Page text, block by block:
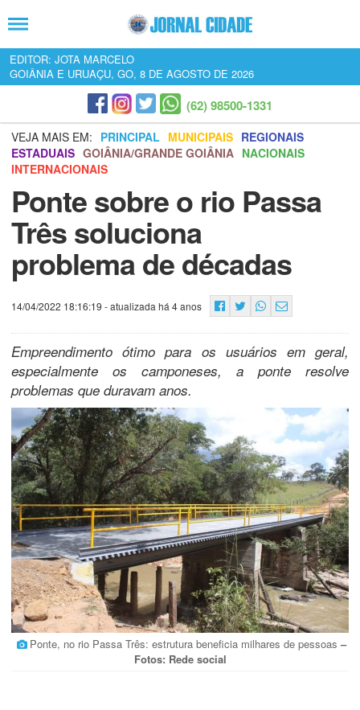
EDITOR: JOTA MARCELO
GOIÂNIA E URUAÇU, GO, 8 DE AGOSTO DE 2026
(62) 98500-1331
VEJA MAIS EM: PRINCIPAL MUNICIPAIS REGIONAIS
ESTADUAIS GOIÂNIA/GRANDE GOIÂNIA NACIONAIS
INTERNACIONAIS
Ponte sobre o rio Passa
Três soluciona
problema de décadas
14/04/2022 18:16:19 - atualizada há 4 anos
Empreendimento ótimo para os usuários em geral,
especialmente os camponeses, a ponte resolve
problemas que duravam anos.
Ponte, no rio Passa Três: estrutura beneficia milhares de pessoas –
Fotos: Rede social